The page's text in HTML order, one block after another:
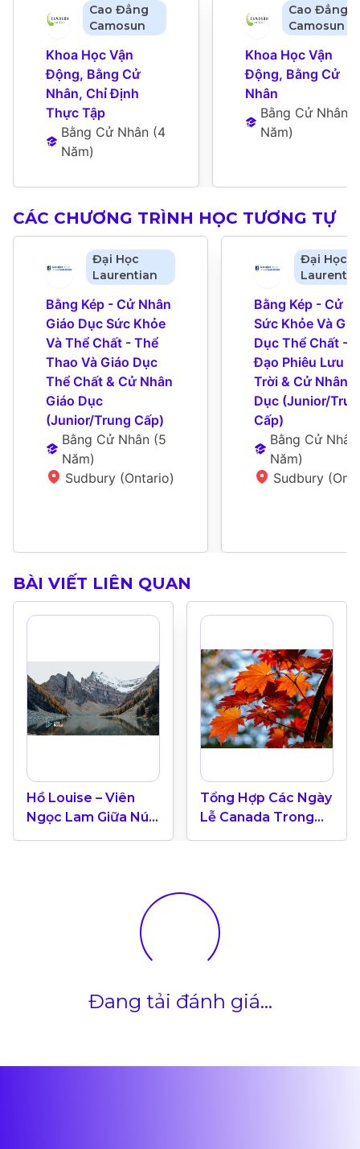
Cao Đẳng
Camosun
Khoa Học Vận
Động, Bằng Cử
Nhân, Chỉ Định
Thực Tập
Bằng Cử Nhân (4
Năm)
Cao Đẳng
Camosun
Khoa Học Vận
Động, Bằng Cử
Nhân
Bằng Cử Nhân
Năm)
CÁC CHƯƠNG TRÌNH HỌC TƯƠNG TỰ
Đại Học
Laurentian
Bằng Kép - Cử Nhân
Giáo Dục Sức Khỏe
Và Thể Chất - Thể
Thao Và Giáo Dục
Thể Chất & Cử Nhân
Giáo Dục
(Junior/Trung Cấp)
Bằng Cử Nhân (5
Năm)
Sudbury (Ontario)
Đại Học
Bằng Kép - Cử
Sức Khỏe Và
Dục Thể Chất -
Đạo Phiêu Lưu
Trời & Cử Nhân
Dục (Junior/
Cấp)
Bằng Cử Nhân
Năm)
Sudbury
BÀI VIẾT LIÊN QUAN
Hồ Louise – Viên
Ngọc Lam Giữa Núi
Rừng Banff, Alberta
Tổng Hợp Các Ngày
Lễ Canada Trong
Năm 2024
Đang tải đánh giá...